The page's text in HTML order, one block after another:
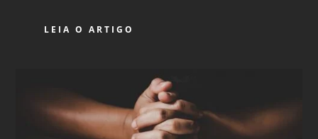
LEIA O ARTIGO